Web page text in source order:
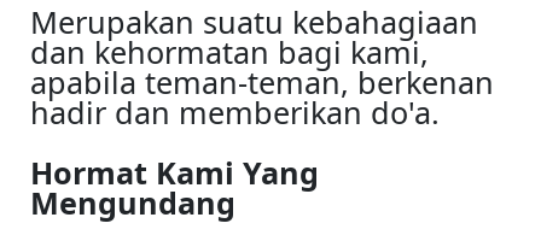
Merupakan suatu kebahagiaan
dan kehormatan bagi kami,
apabila teman-teman, berkenan
hadir dan memberikan do'a.
Hormat Kami Yang
Mengundang